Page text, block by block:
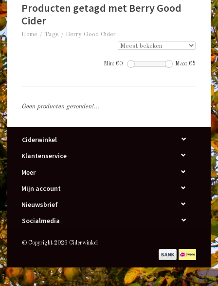
Producten getagd met Berry Good
Cider
Home / Tags / Berry Good Cider
Min: €0 Max: €5
Geen producten gevonden!...
Ciderwinkel
Klantenservice
Meer
Mijn account
Nieuwsbrief
Socialmedia
© Copyright 2026 Ciderwinkel